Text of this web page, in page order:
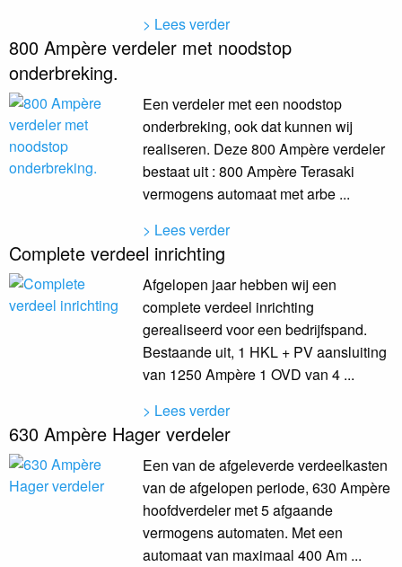
> Lees verder
800 Ampère verdeler met noodstop
onderbreking.
Een verdeler met een noodstop
onderbreking, ook dat kunnen wij
realiseren. Deze 800 Ampère verdeler
bestaat uit : 800 Ampère Terasaki
vermogens automaat met arbe ...
> Lees verder
Complete verdeel inrichting
Afgelopen jaar hebben wij een
complete verdeel inrichting
gerealiseerd voor een bedrijfspand.
Bestaande uit, 1 HKL + PV aansluiting
van 1250 Ampère 1 OVD van 4 ...
> Lees verder
630 Ampère Hager verdeler
Een van de afgeleverde verdeelkasten
van de afgelopen periode, 630 Ampère
hoofdverdeler met 5 afgaande
vermogens automaten. Met een
automaat van maximaal 400 Am ...